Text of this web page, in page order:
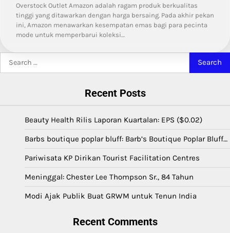
Overstock Outlet Amazon adalah ragam produk berkualitas
tinggi yang ditawarkan dengan harga bersaing. Pada akhir pekan
ini, Amazon menawarkan kesempatan emas bagi para pecinta
mode untuk memperbarui koleksi…
Recent Posts
Beauty Health Rilis Laporan Kuartalan: EPS ($0.02)
Barbs boutique poplar bluff: Barb’s Boutique Poplar Bluff…
Pariwisata KP Dirikan Tourist Facilitation Centres
Meninggal: Chester Lee Thompson Sr., 84 Tahun
Modi Ajak Publik Buat GRWM untuk Tenun India
Recent Comments